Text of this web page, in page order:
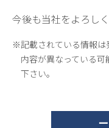
今後も当社をよろし
記載されている情報
内容が異なっている
下さい。